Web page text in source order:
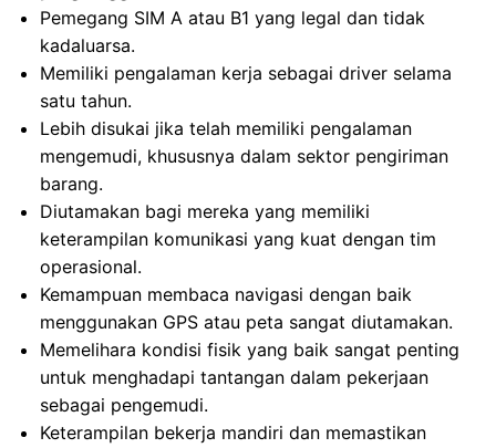
Pemegang SIM A atau B1 yang legal dan tidak
kadaluarsa.
Memiliki pengalaman kerja sebagai driver selama
satu tahun.
Lebih disukai jika telah memiliki pengalaman
mengemudi, khususnya dalam sektor pengiriman
barang.
Diutamakan bagi mereka yang memiliki
keterampilan komunikasi yang kuat dengan tim
operasional.
Kemampuan membaca navigasi dengan baik
menggunakan GPS atau peta sangat diutamakan.
Memelihara kondisi fisik yang baik sangat penting
untuk menghadapi tantangan dalam pekerjaan
sebagai pengemudi.
Keterampilan bekerja mandiri dan memastikan